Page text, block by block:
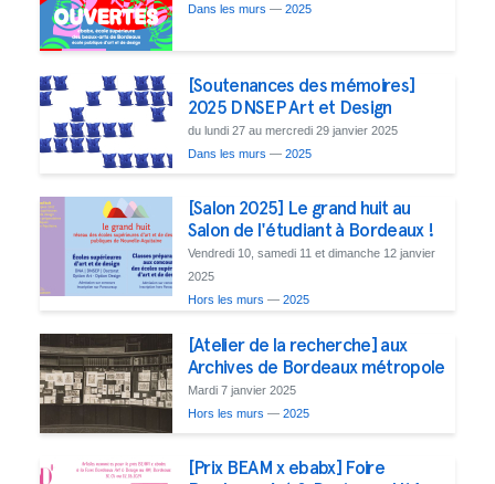
Dans les murs — 2025
[Soutenances des mémoires]
2025 DNSEP Art et Design
du lundi 27 au mercredi 29 janvier 2025
Dans les murs — 2025
[Salon 2025] Le grand huit au
Salon de l'étudiant à Bordeaux !
Vendredi 10, samedi 11 et dimanche 12 janvier
2025
Hors les murs — 2025
[Atelier de la recherche] aux
Archives de Bordeaux métropole
Mardi 7 janvier 2025
Hors les murs — 2025
[Prix BEAM x ebabx] Foire